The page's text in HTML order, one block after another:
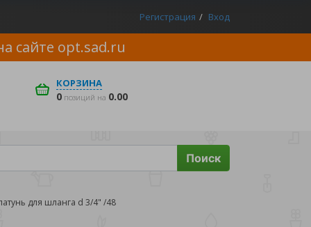
Регистрация Вход
сайте opt.sad.ru
КОРЗИНА
0 позиций на 0.00
Поиск
для шланга d 3/4" /48